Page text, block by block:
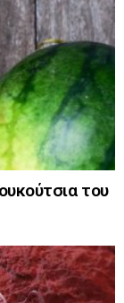
του